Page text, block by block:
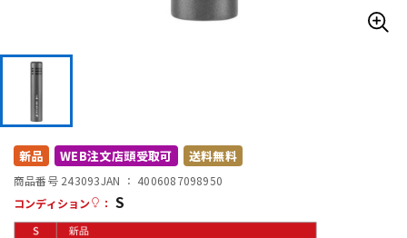
配信/ライブ機器
新品 WEB注文店頭受取可 送料無料
商品番号 243093JAN ： 4006087098950
コンディション
： S